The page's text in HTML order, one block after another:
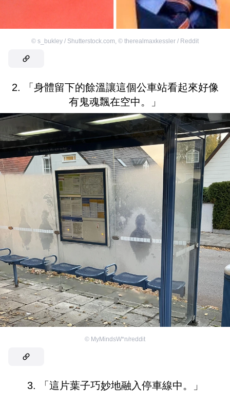
© s_bukley / Shutterstock.com, © therealmaxkessler / Reddit
2. 「身體留下的餘溫讓這個公車站看起來好像
有鬼魂飄在空中。」
© MyMindsW*n/reddit
3. 「這片葉子巧妙地融入停車線中。」